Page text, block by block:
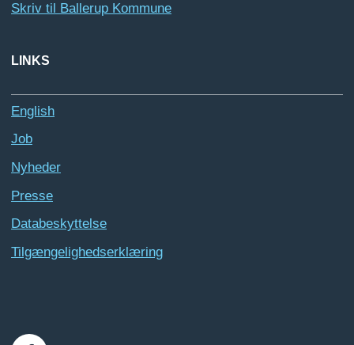
Skriv til Ballerup Kommune
LINKS
English
Job
Nyheder
Presse
Databeskyttelse
Tilgængelighedserklæring